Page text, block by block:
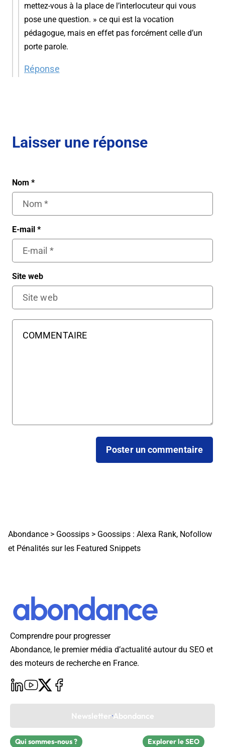
mettez-vous à la place de l’interlocuteur qui vous
pose une question. » ce qui est la vocation
pédagogue, mais en effet pas forcément celle d’un
porte parole.
Réponse
Laisser une réponse
Nom *
E-mail *
Site web
Abondance > Goossips > Goossips : Alexa Rank, Nofollow
et Pénalités sur les Featured Snippets
Comprendre pour progresser
Abondance, le premier média d’actualité autour du SEO et
des moteurs de recherche en France.
Newsletter Abondance
Qui sommes-nous ? Explorer le SEO